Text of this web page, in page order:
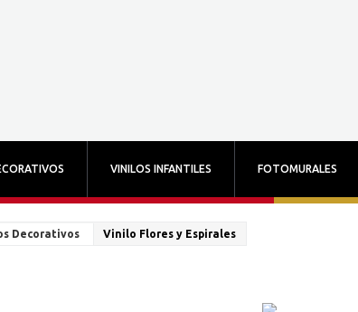
VINILOS INFANTILES FOTOMURALES
Decorativos Vinilo Flores y Espirales